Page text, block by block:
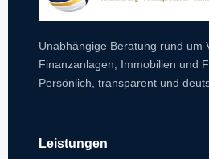
Unabhängige Beratung rund um
Finanzanlagen, Immobilien und
Persönlich, transparent und
Leistungen